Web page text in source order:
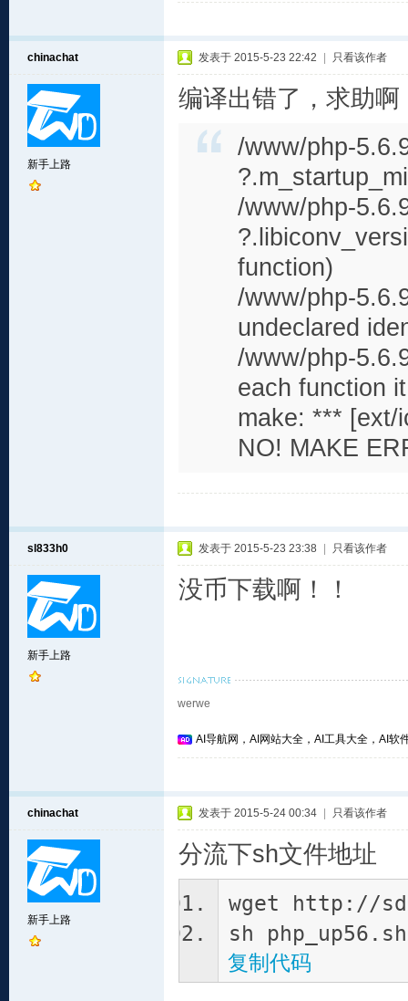
chinachat
新手上路
发表于 2015-5-23 22:42 只看该作者
编译出错了，求助啊
/www/php-
/www/php-
function)
/www/php-
undeclared
/www/php-
each function
make: *** [ext/
NO! MAKE
sl833h0
新手上路
发表于 2015-5-23 23:38 只看该作者
没币下载啊！！
werwe
AI导航网，AI网站大全，AI工具大全，AI软
chinachat
新手上路
发表于 2015-5-24 00:34 只看该作者
分流下sh文件地址
wget http://
sh php_up56.sh
复制代码